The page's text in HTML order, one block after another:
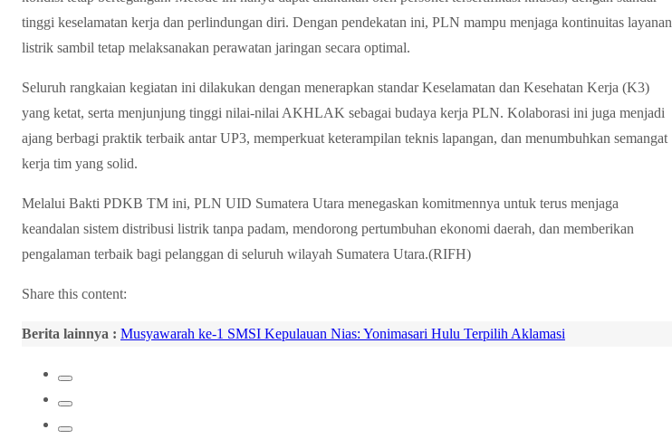
tinggi keselamatan kerja dan perlindungan diri. Dengan pendekatan ini, PLN mampu menjaga kontinuitas layanan
listrik sambil tetap melaksanakan perawatan jaringan secara optimal.
Seluruh rangkaian kegiatan ini dilakukan dengan menerapkan standar Keselamatan dan Kesehatan Kerja (K3)
yang ketat, serta menjunjung tinggi nilai-nilai AKHLAK sebagai budaya kerja PLN. Kolaborasi ini juga menjadi
ajang berbagi praktik terbaik antar UP3, memperkuat keterampilan teknis lapangan, dan menumbuhkan semangat
kerja tim yang solid.
Melalui Bakti PDKB TM ini, PLN UID Sumatera Utara menegaskan komitmennya untuk terus menjaga
keandalan sistem distribusi listrik tanpa padam, mendorong pertumbuhan ekonomi daerah, dan memberikan
pengalaman terbaik bagi pelanggan di seluruh wilayah Sumatera Utara.(RIFH)
Share this content:
Berita lainnya : Musyawarah ke-1 SMSI Kepulauan Nias: Yonimasari Hulu Terpilih Aklamasi